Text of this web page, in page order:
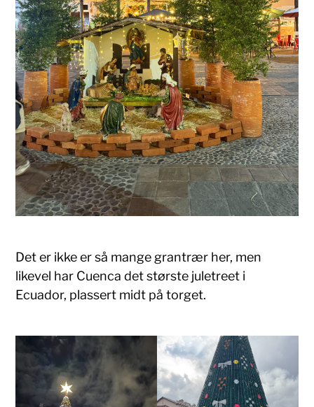
Det er ikke er så mange grantrær her, men
likevel har Cuenca det største juletreet i
Ecuador, plassert midt på torget.